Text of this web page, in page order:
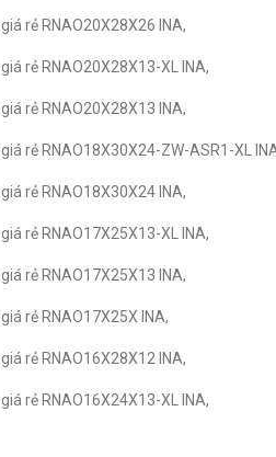
rẻ RNAO20X28X26 INA,
rẻ RNAO20X28X13-XL INA,
rẻ RNAO20X28X13 INA,
rẻ RNAO18X30X24-ZW-ASR1-XL
rẻ RNAO18X30X24 INA,
rẻ RNAO17X25X13-XL INA,
rẻ RNAO17X25X13 INA,
rẻ RNAO17X25X INA,
rẻ RNAO16X28X12 INA,
rẻ RNAO16X24X13-XL INA,